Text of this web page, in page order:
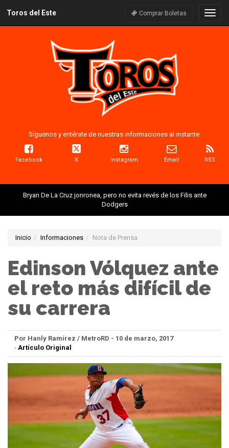
Toros del Este Comprar Boletas
Síguenos y entérate de nuestras informaciones al instante:
Facebook X Instagram Email RSS
Bryan De La Cruz jonronea, pero no evita revés de los Filis ante
Dodgers
Inicio Informaciones Nota de Prensa
Edinson Vólquez ante
el reto más difícil de
su carrera
Por Hanly Ramírez / MetroRD - 10 de marzo, 2017
- Artículo Original